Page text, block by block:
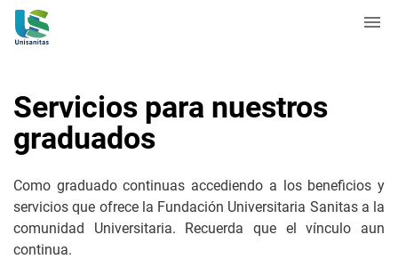
Servicios para nuestros
graduados
Como graduado continuas accediendo a los beneficios y
servicios que ofrece la Fundación Universitaria Sanitas a la
comunidad Universitaria. Recuerda que el vínculo aun
continua.